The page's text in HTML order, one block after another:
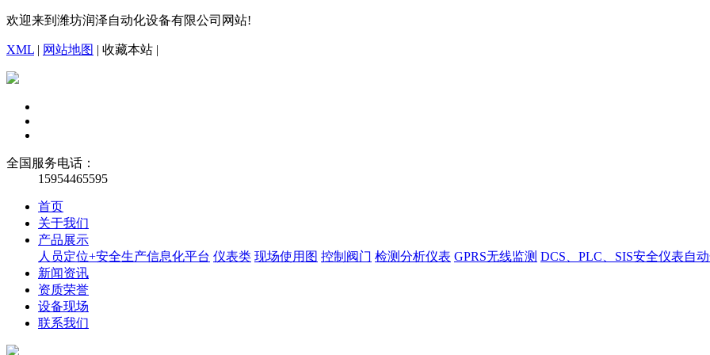
欢迎来到潍坊润泽自动化设备有限公司网站!
XML | 网站地图 | 收藏本站 |
全国服务电话：
15954465595
首页
关于我们
产品展示
人员定位+安全生产信息化平台 仪表类 现场使用图 控制阀门 检测分析仪表 GPRS无线监测 DCS、PLC、SIS安全仪表自
新闻资讯
资质荣誉
设备现场
联系我们